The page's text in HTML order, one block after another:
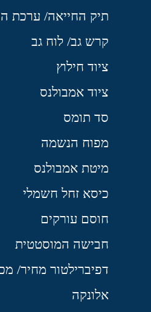
תיק החייאה/ ערכת
קרש גב/ לוח גב
ציוד חילוץ
ציוד אמבולנס
סד תומס
מפוח הנשמה
מיטת אמבולנס
כיסא זחל חשמלי
חוסם עורקים
חבישה המוסטטית
דפיברילטור מחיר/
אלונקה